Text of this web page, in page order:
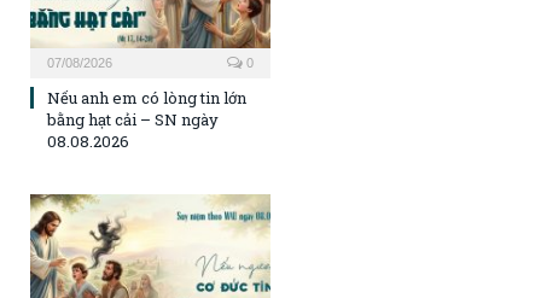
07/08/2026 0
Nếu anh em có lòng tin lớn
bằng hạt cải – SN ngày
08.08.2026